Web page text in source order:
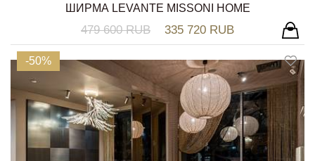
ШИРМА LEVANTE MISSONI HOME
479 600 RUB 335 720 RUB
-50%